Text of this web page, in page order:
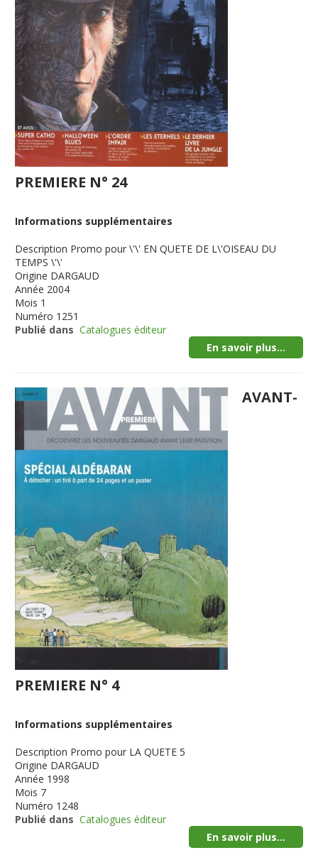
PREMIERE N° 24
Informations supplémentaires
Description Promo pour \'\' EN QUETE DE L\'OISEAU DU
TEMPS \'\'
Origine DARGAUD
Année 2004
Mois 1
Numéro 1251
Publié dans Catalogues éditeur
En savoir plus...
AVANT-
PREMIERE N° 4
Informations supplémentaires
Description Promo pour LA QUETE 5
Origine DARGAUD
Année 1998
Mois 7
Numéro 1248
Publié dans Catalogues éditeur
En savoir plus...